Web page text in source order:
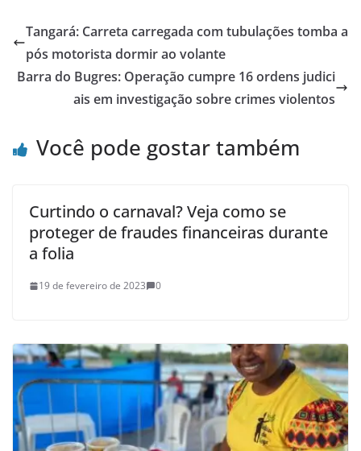
Tangará: Carreta carregada com tubulações tomba a
pós motorista dormir ao volante
Barra do Bugres: Operação cumpre 16 ordens judici
ais em investigação sobre crimes violentos
Você pode gostar também
Curtindo o carnaval? Veja como se
proteger de fraudes financeiras durante
a folia
19 de fevereiro de 2023 0